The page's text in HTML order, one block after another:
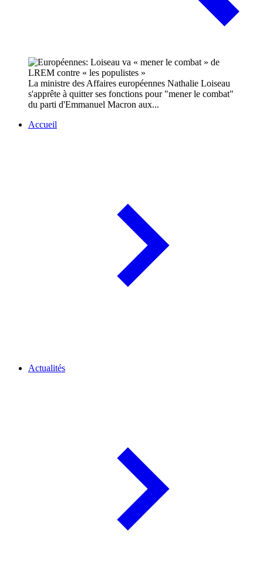
La ministre des Affaires européennes Nathalie Loiseau
s'apprête à quitter ses fonctions pour "mener le combat"
du parti d'Emmanuel Macron aux...
Accueil
Actualités